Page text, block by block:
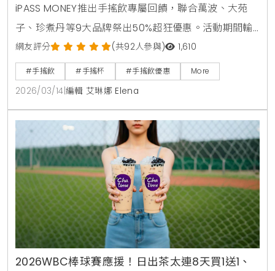
iPASS MONEY推出手搖飲專屬回饋，聯合萬波、大苑
子、珍煮丹等9大品牌祭出50%超狂優惠。活動期間輸
入指定代碼即可領取優惠券，單筆滿50元即贈25元儲
值金，綁定信用卡最高再享10%回饋。
網友評分 (共92人參與) 1,610
#手搖飲 #手搖杯 #手搖飲優惠 More
2026/03/14 編輯 艾琳娜 Elena
2026WBC棒球賽應援！日出茶太連8天買1送1、